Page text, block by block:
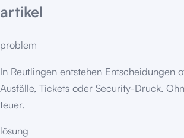
artikel
problem
In Reutlingen entstehen Entscheidungen
Ausfälle, Tickets oder Security-Druck.
teuer.
lösung